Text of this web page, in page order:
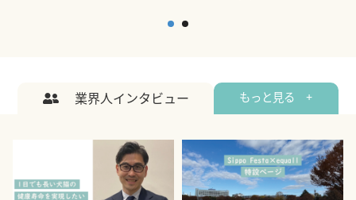
業界人インタビュー もっと見る +